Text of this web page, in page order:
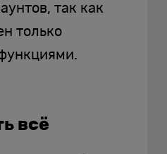
так как
только
всё